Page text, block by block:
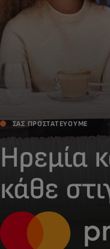
Νέα και
ΣΑΣ ΠΡΟΣΤΑΤΕΎΟΥΜΕ
Ηρεμία
κάθε